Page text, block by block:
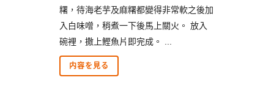
糬，待海老芋及麻糬都變得非常軟之後加
入白味噌，稍煮一下後馬上關火。 放入
碗裡，撒上鰹魚片即完成。 ...
内容を見る